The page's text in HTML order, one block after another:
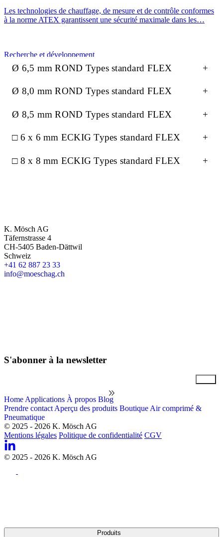
Les technologies de chauffage, de mesure et de contrôle conformes
à la norme ATEX garantissent une sécurité maximale dans les…
Recherche et développement
pour obtenir des résultats fiables et reproductibles en…
Un contrôle précis de la température et de la pression est essentiel
Ø 6,5 mm ROND Types standard FLEX +
Ø 8,0 mm ROND Types standard FLEX +
Ø 8,5 mm ROND Types standard FLEX +
□ 6 x 6 mm ECKIG Types standard FLEX +
□ 8 x 8 mm ECKIG Types standard FLEX +
K. Mösch AG
Täfernstrasse 4
CH-5405 Baden-Dättwil
Schweiz
+41 62 887 23 33
info@moeschag.ch
S'abonner à la newsletter
Home Applications À propos Blog
Prendre contact Aperçu des produits Boutique Air comprimé &
Pneumatique
© 2025 - 2026 K. Mösch AG
Mentions légales Politique de confidentialité CGV
© 2025 - 2026 K. Mösch AG
Produits